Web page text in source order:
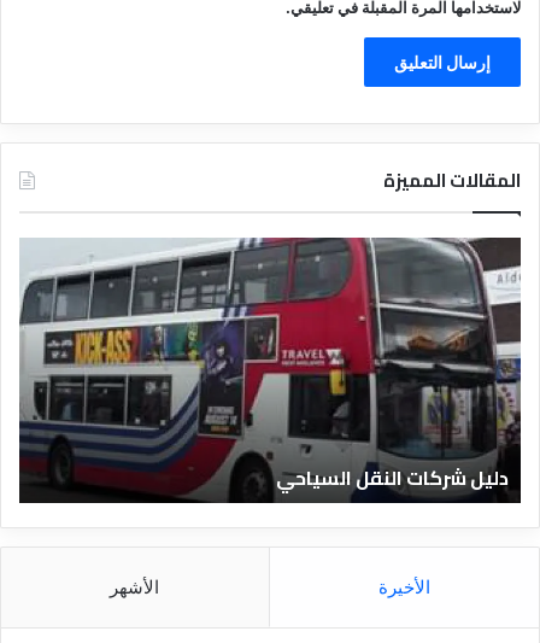
لاستخدامها المرة المقبلة في تعليقي.
المقالات المميزة
د
ل
ي
ل
ا
ل
ف
ا
د
ق
ا
ل
ر
دليل الفنادق المصرية
الأخيرة الأشهر